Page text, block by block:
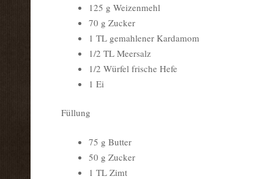
125 g Weizenmehl
70 g Zucker
1 TL gemahlener Kardamom
1/2 TL Meersalz
1/2 Würfel frische Hefe
1 Ei
Füllung
75 g Butter
50 g Zucker
1 TL Zimt